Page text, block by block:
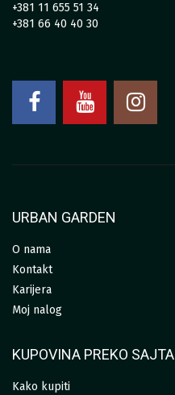
+381 11 655 51 34
+381 66 40 40 30
URBAN GARDEN
O nama
Kontakt
Karijera
Moj nalog
KUPOVINA PREKO SAJTA
Kako kupiti